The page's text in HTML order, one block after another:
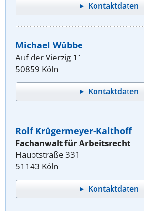
Kontaktdaten
Michael Wübbe
Auf der Vierzig 11
50859 Köln
Kontaktdaten
Rolf Krügermeyer-Kalthoff
Fachanwalt für Arbeitsrecht
Hauptstraße 331
51143 Köln
Kontaktdaten